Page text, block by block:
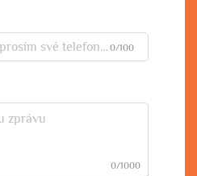
0/100
0/1000